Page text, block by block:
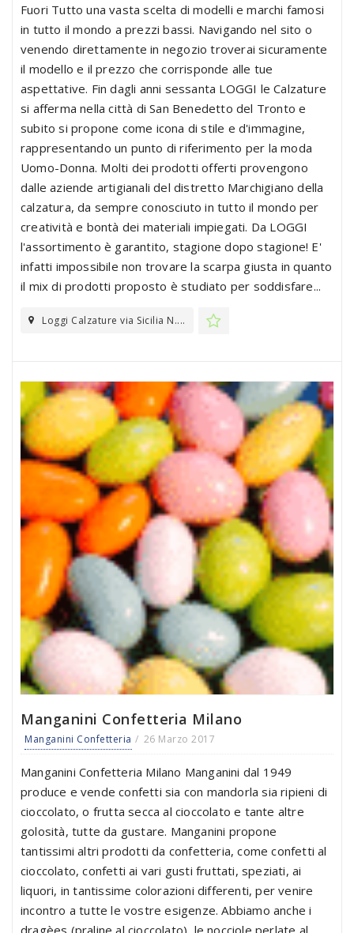
Fuori Tutto una vasta scelta di modelli e marchi famosi
in tutto il mondo a prezzi bassi. Navigando nel sito o
venendo direttamente in negozio troverai sicuramente
il modello e il prezzo che corrisponde alle tue
aspettative. Fin dagli anni sessanta LOGGI le Calzature
si afferma nella città di San Benedetto del Tronto e
subito si propone come icona di stile e d'immagine,
rappresentando un punto di riferimento per la moda
Uomo-Donna. Molti dei prodotti offerti provengono
dalle aziende artigianali del distretto Marchigiano della
calzatura, da sempre conosciuto in tutto il mondo per
creatività e bontà dei materiali impiegati. Da LOGGI
l'assortimento è garantito, stagione dopo stagione! E'
infatti impossibile non trovare la scarpa giusta in quanto
il mix di prodotti proposto è studiato per soddisfare...
Loggi Calzature via Sicilia N....
Manganini Confetteria Milano
Manganini Confetteria 26 Marzo 2017
Manganini Confetteria Milano Manganini dal 1949
produce e vende confetti sia con mandorla sia ripieni di
cioccolato, o frutta secca al cioccolato e tante altre
golosità, tutte da gustare. Manganini propone
tantissimi altri prodotti da confetteria, come confetti al
cioccolato, confetti ai vari gusti fruttati, speziati, ai
liquori, in tantissime colorazioni differenti, per venire
incontro a tutte le vostre esigenze. Abbiamo anche i
dragèes (praline al cioccolato), le nocciole perlate al